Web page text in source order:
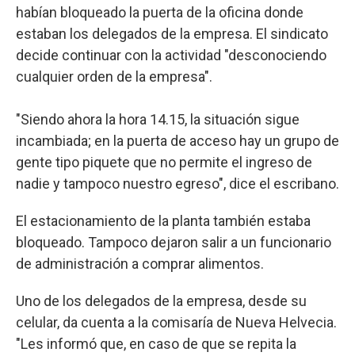
habían bloqueado la puerta de la oficina donde
estaban los delegados de la empresa. El sindicato
decide continuar con la actividad "desconociendo
cualquier orden de la empresa".
"Siendo ahora la hora 14.15, la situación sigue
incambiada; en la puerta de acceso hay un grupo de
gente tipo piquete que no permite el ingreso de
nadie y tampoco nuestro egreso", dice el escribano.
El estacionamiento de la planta también estaba
bloqueado. Tampoco dejaron salir a un funcionario
de administración a comprar alimentos.
Uno de los delegados de la empresa, desde su
celular, da cuenta a la comisaría de Nueva Helvecia.
"Les informó que, en caso de que se repita la